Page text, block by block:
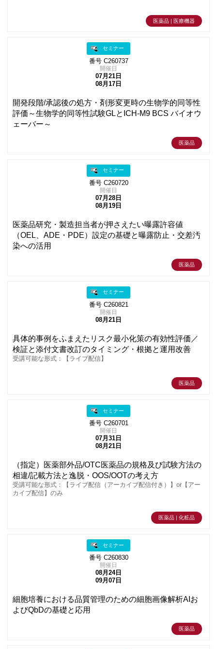
医薬品 | 医療機器
セミナー
番号 C260737
開催日
07月21日
08月17日
開発段階/承認後の処方・剤形変更時の生物学的同等性
評価～生物学的同等性試験GLとICH-M9 BCS バイオウ
ェーバー～
医薬品
セミナー
番号 C260720
開催日
07月28日
08月19日
医薬品研究・製造担当者が押さえたい曝露許容値
（OEL、ADE・PDE）設定の基礎と曝露防止・交差汚
染への活用
医薬品
セミナー
番号 C260821
開催日
08月21日
具体的事例をふまえたリスク最小化策の有効性評価／
検証と添付文書改訂のタイミング・根拠と運用改善
受講可能な形式：【ライブ配信】
医薬品
セミナー
番号 C260701
開催日
07月31日
08月21日
（指定）医薬部外品/OTC医薬品の規格及び試験方法の
相違/記載方法と逸脱・OOS/OOTの考え方
受講可能な形式：【ライブ配信（アーカイブ配信付き）】or【アー
カイブ配信】のみ
医薬品 | 化粧品
セミナー
番号 C260830
開催日
08月24日
09月07日
細胞培養における品質管理のための細胞画像解析AIお
よびQbDの基礎と応用
医薬品